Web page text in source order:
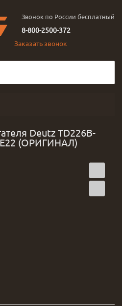
Звонок по России бесплатный
8-800-2500-372
Заказать звонок
Deutz TD226B-
(ОРИГИНАЛ)